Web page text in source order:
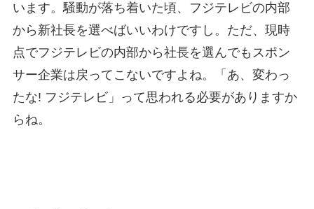
います。騒動が落ち着いた頃、フジテレビの内部
から新社長を選べばいいわけですし。ただ、現時
点でフジテレビの内部から社長を選んでもスポン
サー企業は戻ってこないですよね。「あ、変わっ
たな! フジテレビ」って思われる必要がありますか
らね。